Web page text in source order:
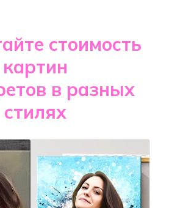
стоимость
картин
в разных
стилях